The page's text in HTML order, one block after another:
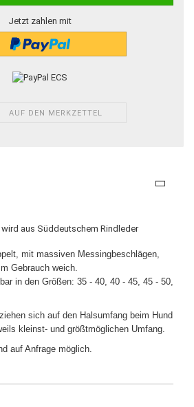
Jetzt zahlen mit
AUF DEN MERKZETTEL
aus Süddeutschem Rindleder
mit massiven Messingbeschlägen,
Gebrauch weich.
in den Größen: 35 - 40, 40 - 45, 45 - 50,
sich auf den Halsumfang beim Hund
kleinst- und größtmöglichen Umfang.
auf Anfrage möglich.